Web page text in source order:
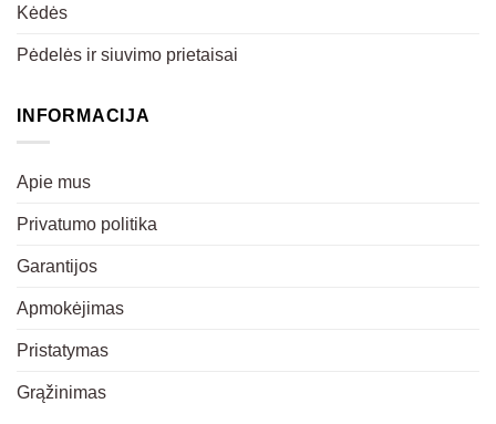
Kėdės
Pėdelės ir siuvimo prietaisai
INFORMACIJA
Apie mus
Privatumo politika
Garantijos
Apmokėjimas
Pristatymas
Grąžinimas